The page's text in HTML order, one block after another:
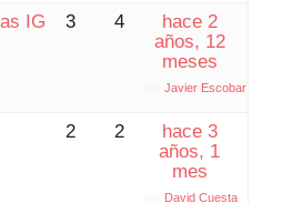
IG 3 4
hace 2
años, 12
meses
Javier Escobar
2 2
hace 3
años, 1
mes
David Cuesta